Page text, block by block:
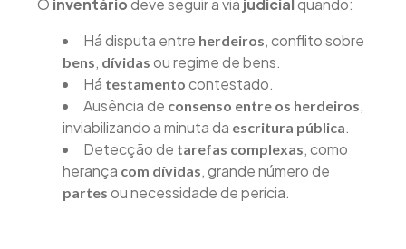
O inventáriodeve seguir a via judicialquando:
Há disputa entre herdeiros, conflito sobre
bens, dívidas ou regime de bens.
Há testamento contestado.
Ausência de consenso entre os herdeiros,
inviabilizando a minuta da escritura pública.
Detecção de tarefas complexas, como
herança com dívidas, grande número de
partes ou necessidade de perícia.